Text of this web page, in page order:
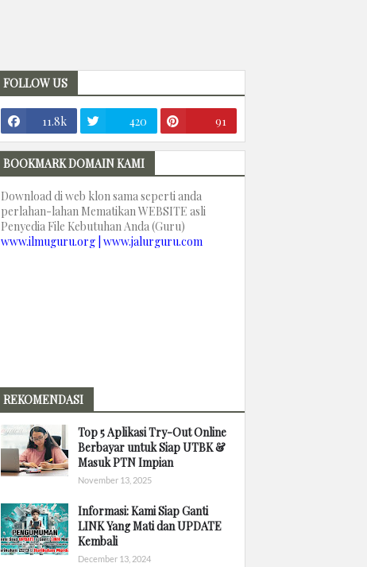
FOLLOW US
11.8k 420 91
BOOKMARK DOMAIN KAMI
Download di web klon sama seperti anda
perlahan-lahan Mematikan WEBSITE asli
Penyedia File Kebutuhan Anda (Guru)
www.ilmuguru.org | www.jalurguru.com
REKOMENDASI
Top 5 Aplikasi Try-Out Online
Berbayar untuk Siap UTBK &
Masuk PTN Impian
November 13, 2025
Informasi: Kami Siap Ganti
LINK Yang Mati dan UPDATE
Kembali
December 13, 2024